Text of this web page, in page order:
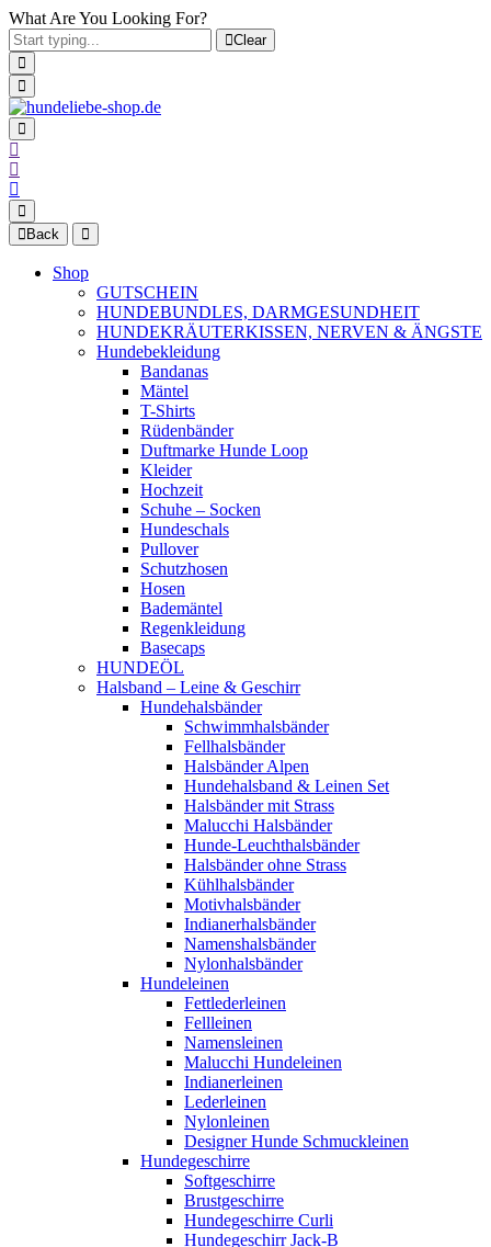
What Are You Looking For?
Clear
Back
Shop
GUTSCHEIN
HUNDEBUNDLES, DARMGESUNDHEIT
HUNDEKRÄUTERKISSEN, NERVEN & ÄNGSTE
Hundebekleidung
Bandanas
Mäntel
T-Shirts
Rüdenbänder
Duftmarke Hunde Loop
Kleider
Hochzeit
Schuhe – Socken
Hundeschals
Pullover
Schutzhosen
Hosen
Bademäntel
Regenkleidung
Basecaps
HUNDEÖL
Halsband – Leine & Geschirr
Hundehalsbänder
Schwimmhalsbänder
Fellhalsbänder
Halsbänder Alpen
Hundehalsband & Leinen Set
Halsbänder mit Strass
Malucchi Halsbänder
Hunde-Leuchthalsbänder
Halsbänder ohne Strass
Kühlhalsbänder
Motivhalsbänder
Indianerhalsbänder
Namenshalsbänder
Nylonhalsbänder
Hundeleinen
Fettlederleinen
Fellleinen
Namensleinen
Malucchi Hundeleinen
Indianerleinen
Lederleinen
Nylonleinen
Designer Hunde Schmuckleinen
Hundegeschirre
Softgeschirre
Brustgeschirre
Hundegeschirre Curli
Hundegeschirr Jack-B